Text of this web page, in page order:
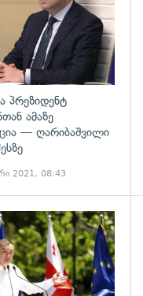
პრეზიდენტ
ამაზე
— ღარიბაშვილი
2021, 08:43